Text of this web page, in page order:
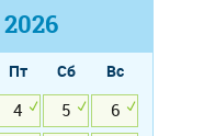
2026
Пт Сб
Вс
4 5
6